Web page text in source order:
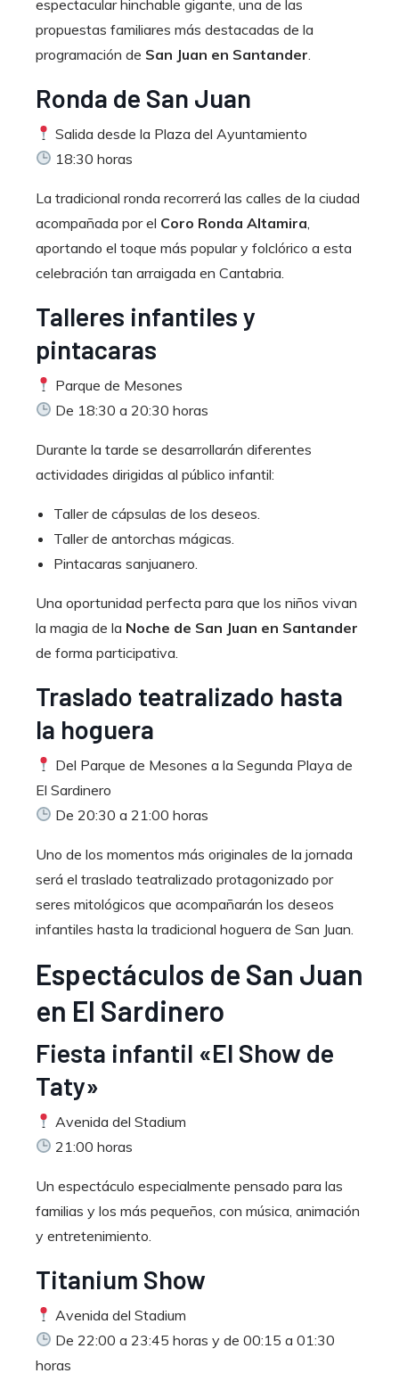
espectacular hinchable gigante, una de las
propuestas familiares más destacadas de la
programación de San Juan en Santander
Ronda de San Juan
Salida desde la Plaza del Ayuntamiento
18:30 horas
La tradicional ronda recorrerá las calles de la ciudad
acompañada por el Coro Ronda Altamira
aportando el toque más popular y folclórico a esta
celebración tan arraigada en Cantabria.
Talleres infantiles y
pintacaras
Parque de Mesones
De 18:30 a 20:30 horas
Durante la tarde se desarrollarán diferentes
actividades dirigidas al público infantil:
Taller de cápsulas de los deseos.
Taller de antorchas mágicas.
Pintacaras sanjuanero.
Una oportunidad perfecta para que los niños vivan
la magia de la Noche de San Juan en Santander
de forma participativa.
Traslado teatralizado hasta
la hoguera
Del Parque de Mesones a la Segunda Playa de
El Sardinero
De 20:30 a 21:00 horas
Uno de los momentos más originales de la jornada
será el traslado teatralizado protagonizado por
seres mitológicos que acompañarán los deseos
infantiles hasta la tradicional hoguera de San Juan.
Espectáculos de San Juan
en El Sardinero
Fiesta infantil «El Show de
Taty»
Avenida del Stadium
21:00 horas
Un espectáculo especialmente pensado para las
familias y los más pequeños, con música, animación
y entretenimiento.
Titanium Show
Avenida del Stadium
De 22:00 a 23:45 horas y de 00:15 a 01:30
horas